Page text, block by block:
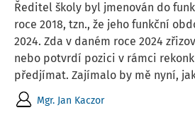
Ředitel školy byl jmenován do
roce 2018, tzn., že jeho funkční
2024. Zda v daném roce 2024
nebo potvrdí pozici v rámci
předjímat. Zajímalo by mě nyní,
Mgr. Jan Kaczor